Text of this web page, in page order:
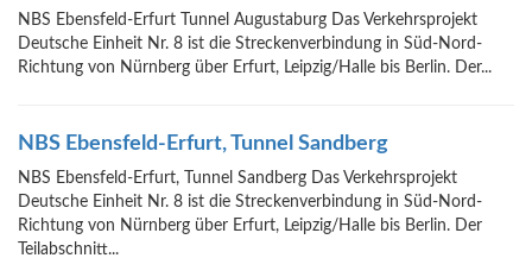
NBS Ebensfeld-Erfurt Tunnel Augustaburg Das Verkehrsprojekt
Deutsche Einheit Nr. 8 ist die Streckenverbindung in Süd-Nord-
Richtung von Nürnberg über Erfurt, Leipzig/Halle bis Berlin. Der...
NBS Ebensfeld-Erfurt, Tunnel Sandberg
NBS Ebensfeld-Erfurt, Tunnel Sandberg Das Verkehrsprojekt
Deutsche Einheit Nr. 8 ist die Streckenverbindung in Süd-Nord-
Richtung von Nürnberg über Erfurt, Leipzig/Halle bis Berlin. Der
Teilabschnitt...